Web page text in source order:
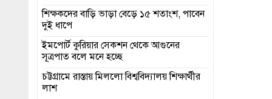
শিক্ষকদের বাড়ি ভাড়া বেড়ে ১৫ শতাংশ, পাবেন
দুই ধাপে
ইমপোর্ট কুরিয়ার সেকশন থেকে আগুনের
সূত্রপাত বলে মনে হচ্ছে
চট্টগ্রামে রাস্তায় মিললো বিশ্ববিদ্যালয় শিক্ষার্থীর
লাশ